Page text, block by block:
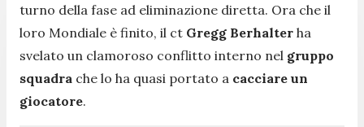
turno della fase ad eliminazione diretta. Ora che il
loro Mondiale è finito, il ct Gregg Berhalter ha
svelato un clamoroso conflitto interno nel gruppo
squadra che lo ha quasi portato a cacciare un
giocatore.